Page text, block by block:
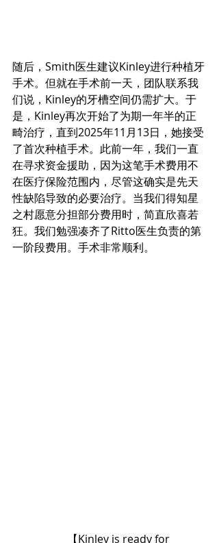
随后，Smith医生建议Kinley进行种植牙
手术。但就在手术前一天，团队联系我
们说，Kinley的牙槽空间仍需扩大。于
是，Kinley再次开始了为期一年半的正
畸治疗，直到2025年11月13日，她接受
了首次种植手术。此前一年，我们一直
在寻求资金援助，因为这笔手术费用不
在医疗保险范围内，尽管这确实是先天
性缺陷导致的必要治疗。当我们得知星
之村愿意分担部分费用时，简直欣喜若
狂。我们勉强凑齐了Ritto医生负责的第
一阶段费用。手术非常顺利。